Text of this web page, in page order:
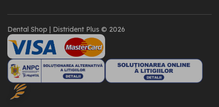
Dental Shop | Distrident Plus © 2026